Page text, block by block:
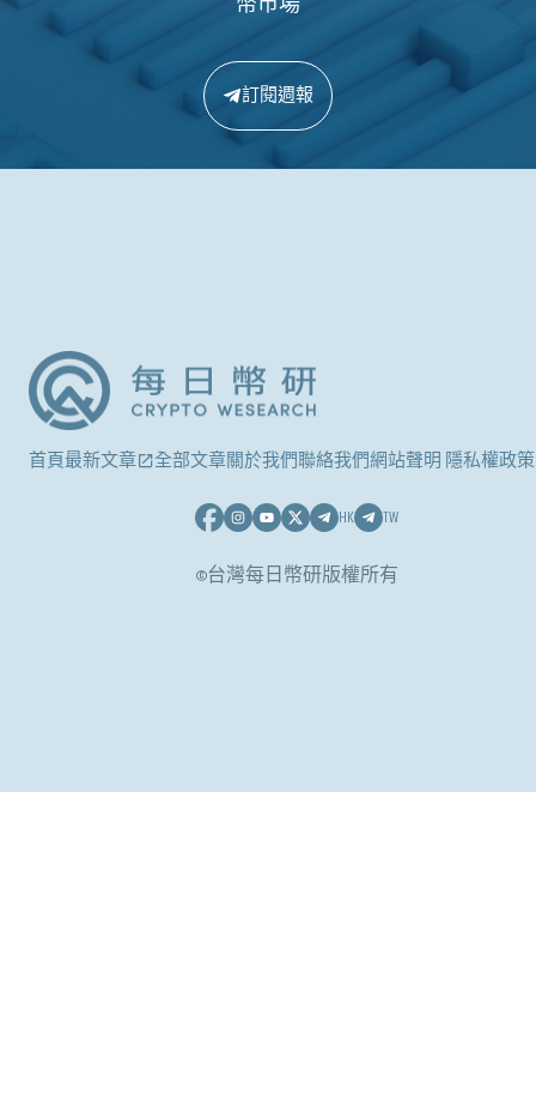
訂閱週報
首頁最新文章 全部文章關於我們聯絡我們網站聲明 隱私權政策
HK TW
©台灣每日幣研版權所有